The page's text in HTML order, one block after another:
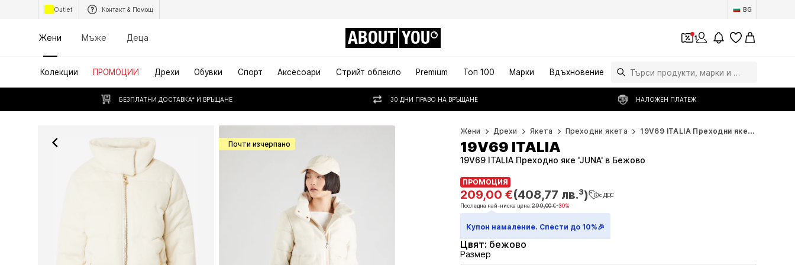
Outlet Контакт & Помощ BG
Жени Мъже Деца ABOUT YOU 1
Колекции ПРОМОЦИИ Дрехи Обувки Спорт Аксесоари Стрийт облекло Premium Топ 100 Марки Вдъхновение
БЕЗПЛАТНИ ДОСТАВКА* И ВРЪЩАНЕ 30 ДНИ ПРАВО НА ВРЪЩАНЕ НАЛОЖЕН ПЛАТЕЖ
Почти изчерпано
Жени Дрехи Якета Преходни якета 19V69 ITALIA Преходни якета
ПРОМОЦИЯ
209,00 €(408,77 лв.³)
с ДДС
Последна най-ниска цена:299,00 €-30%
ПРОМОЦИЯ
209,00 €(408,77 лв.³)
Последна най-ниска цена:299,00 €-30%
19V69 ITALIA Преходно яке 'JUNA' в Бежово
19V69 ITALIA
Купон намаление. Спести до 10%🎉
Цвят: бежово
Размер